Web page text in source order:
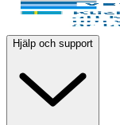
Hjälp och support